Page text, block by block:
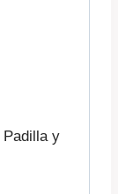
Padilla y